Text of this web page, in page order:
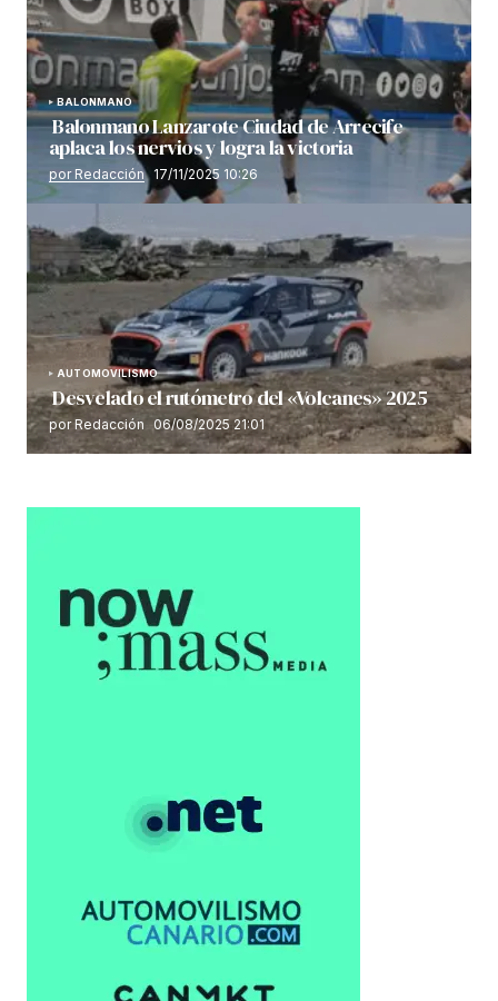
BALONMANO
Balonmano Lanzarote Ciudad de Arrecife
aplaca los nervios y logra la victoria
por Redacción 17/11/2025 10:26
AUTOMOVILISMO
Desvelado el rutómetro del «Volcanes» 2025
por Redacción 06/08/2025 21:01